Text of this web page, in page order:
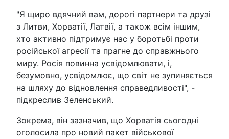
"Я щиро вдячний вам, дорогі партнери та друзі
з Литви, Хорватії, Латвії, а також всім іншим,
хто активно підтримує нас у боротьбі проти
російської агресії та прагне до справжнього
миру. Росія повинна усвідомлювати, і,
безумовно, усвідомлює, що світ не зупиняється
на шляху до відновлення справедливості", -
підкреслив Зеленський.
Зокрема, він зазначив, що Хорватія сьогодні
оголосила про новий пакет військової